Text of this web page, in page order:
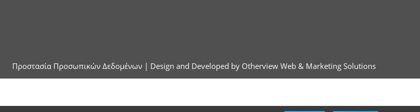
Προστασία Προσωπικών Δεδομένων | Design and Developed by Otherview Web & Marketing Solutions